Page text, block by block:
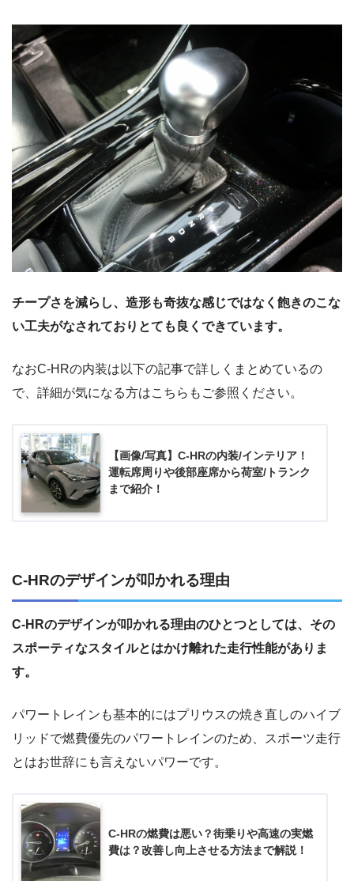
チープさを減らし、造形も奇抜な感じではなく飽きのこな
い工夫がなされておりとても良くできています。
なおC-HRの内装は以下の記事で詳しくまとめているの
で、詳細が気になる方はこちらもご参照ください。
【画像/写真】C-HRの内装/インテリア！
運転席周りや後部座席から荷室/トランク
まで紹介！
C-HRのデザインが叩かれる理由
C-HRのデザインが叩かれる理由のひとつとしては、その
スポーティなスタイルとはかけ離れた走行性能がありま
す。
パワートレインも基本的にはプリウスの焼き直しのハイブ
リッドで燃費優先のパワートレインのため、スポーツ走行
とはお世辞にも言えないパワーです。
C-HRの燃費は悪い？街乗りや高速の実燃
費は？改善し向上させる方法まで解説！